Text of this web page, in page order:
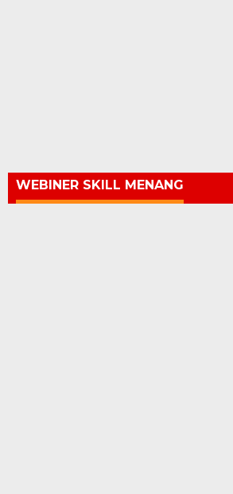
WEBINER SKILL MENANG